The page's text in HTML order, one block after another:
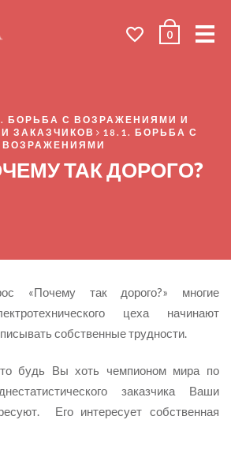
0
БОРЬБА С ВОЗРАЖЕНИЯМИ И
ЗАКАЗЧИКОВ
18.1. БОРЬБА С
ВОЗРАЖЕНИЯМИ
ТАК ДОРОГО?
«Почему так дорого?» многие
цеха начинают
собственные трудности.
будь Вы хоть чемпионом мира по
заказчика Ваши
Его интересует собственная